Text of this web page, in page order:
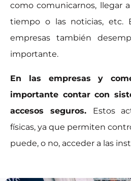
como comunicarnos, llegar
tiempo o las noticias, etc.
empresas también
importante.
En las empresas y
importante contar con
accesos seguros. Estos
físicas, ya que permiten
puede, o no, acceder a las